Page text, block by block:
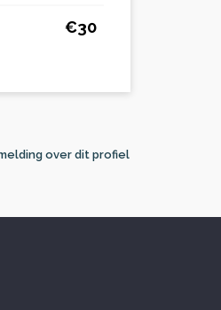
€30
over dit profiel